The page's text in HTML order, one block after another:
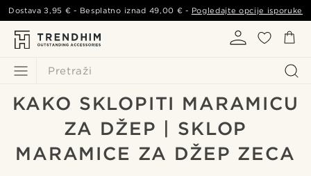
Pretraži
Dostava3,95 € - Besplatno iznad 49,00 € - Pogledajte opcije isporuke
KAKO SKLOPITI MARAMICU
ZA DŽEP | SKLOP
MARAMICE ZA DŽEP ZECA